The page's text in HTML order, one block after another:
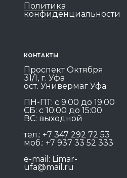
Политика
конфиденциальности
КОНТАКТЫ
Проспект Октября
31/1, г. Уфа
ост. Универмаг Уфа
ПН-ПТ: c 9:00 до 19:00
СБ: с 10:00 до 15:00
ВС: выходной
тел.: +7 347 292 72 53
моб.: +7 937 33 52 333
e-mail: Limar-
ufa@mail.ru